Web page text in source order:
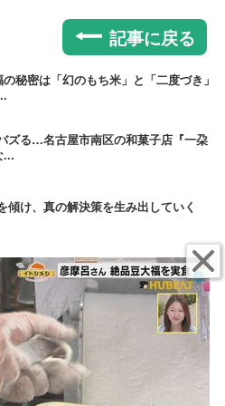
記事に戻る
秘密は「幻のもち米」と「二度づき」
ズる…名古屋市南区の和菓子店『一朶
...
傾け、真の解決策を生み出していく